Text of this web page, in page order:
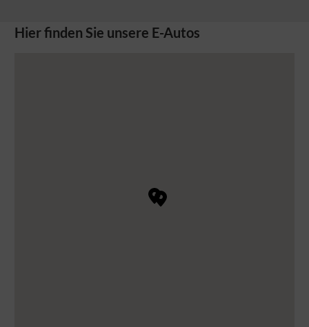
Hier finden Sie unsere E-Autos